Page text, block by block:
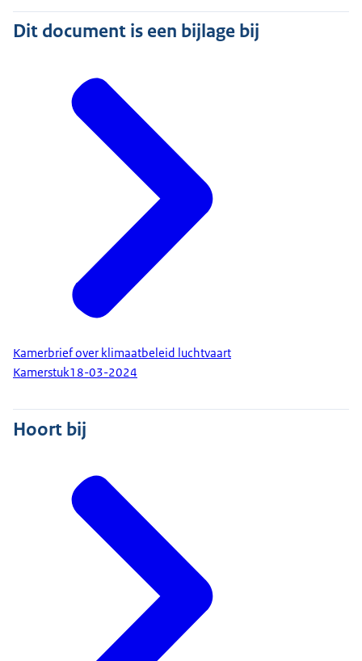
Dit document is een bijlage bij
Kamerbrief over klimaatbeleid luchtvaart
Kamerstuk18-03-2024
Hoort bij